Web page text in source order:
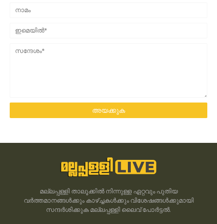
മല്ലപ്പള്ളി താലൂക്കിൽ നിന്നുള്ള ഏറ്റവും പുതിയ
വർത്തമാനങ്ങൾക്കും കാഴ്ച്ചകൾക്കും വിശേഷങ്ങൾക്കുമായി
സന്ദർശിക്കുക മല്ലപ്പള്ളി ലൈവ് പോർട്ടൽ.